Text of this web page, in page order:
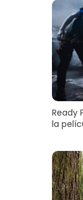
Ready
la